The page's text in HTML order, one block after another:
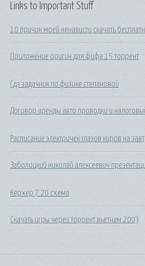
Links to Important Stuff
10 причин моей ненависти скачать
Приложение оригин для фифа 15 торрент
Гдз задачник по физике степановой
Договор аренды авто проводки и
Расписание электричек глазов киров на
Заболоцкий николай алексеевич
Керхер 7 20 схема
Скачать игры через торрент вьетнам 2003